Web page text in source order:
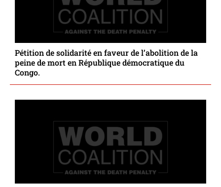
Pétition de solidarité en faveur de l’abolition de la
peine de mort en République démocratique du
Congo.